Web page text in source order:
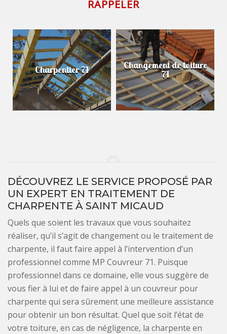
Charpentier 71 Changement de toiture
71
DÉCOUVREZ LE SERVICE PROPOSÉ PAR
UN EXPERT EN TRAITEMENT DE
CHARPENTE À SAINT MICAUD
Quels que soient les travaux que vous souhaitez
réaliser, qu’il s’agit de changement ou le traitement de
charpente, il faut faire appel à l’intervention d’un
professionnel comme MP Couvreur 71. Puisque
professionnel dans ce domaine, elle vous suggère de
vous fier à lui et de faire appel à un couvreur pour
charpente qui sera sûrement une meilleure assistance
pour obtenir un bon résultat. Quel que soit l’état de
votre toiture, en cas de négligence, la charpente en